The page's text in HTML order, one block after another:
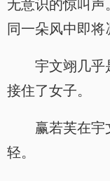
无意识的惊叫声
同一朵风中即将
宇文翊几乎
接住了女子。
赢若芙在宇
轻。